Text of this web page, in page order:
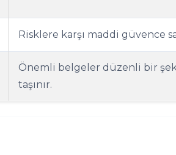
Risklere karşı maddi güvence
Önemli belgeler düzenli bir
taşınır.